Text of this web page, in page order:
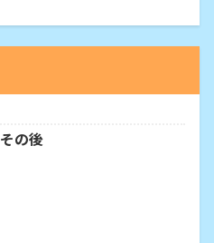
の後